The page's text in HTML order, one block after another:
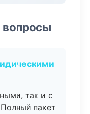
вопросы
так и с
пакет